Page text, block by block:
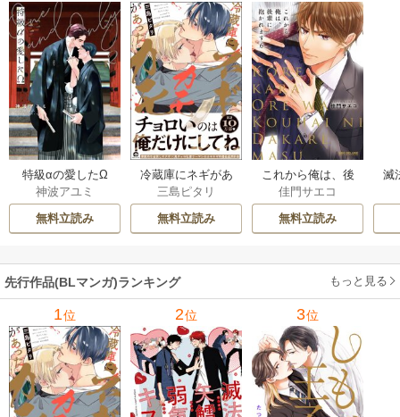
特級αの愛したΩ
神波アユミ
無料立読み
冷蔵庫にネギがあ
ったカモ
三島ピタリ
無料立読み
これから俺は、後
輩に抱かれます
佳門サエコ
無料立読み
滅
先行作品(BLマンガ)ランキング もっと見る
1位 2位 3位